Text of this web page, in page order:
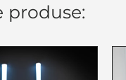
produse: